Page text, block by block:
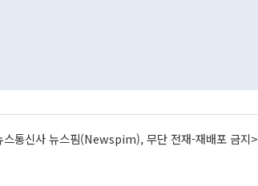
스통신사 뉴스핌(Newspim), 무단 전재-재배포 금지>